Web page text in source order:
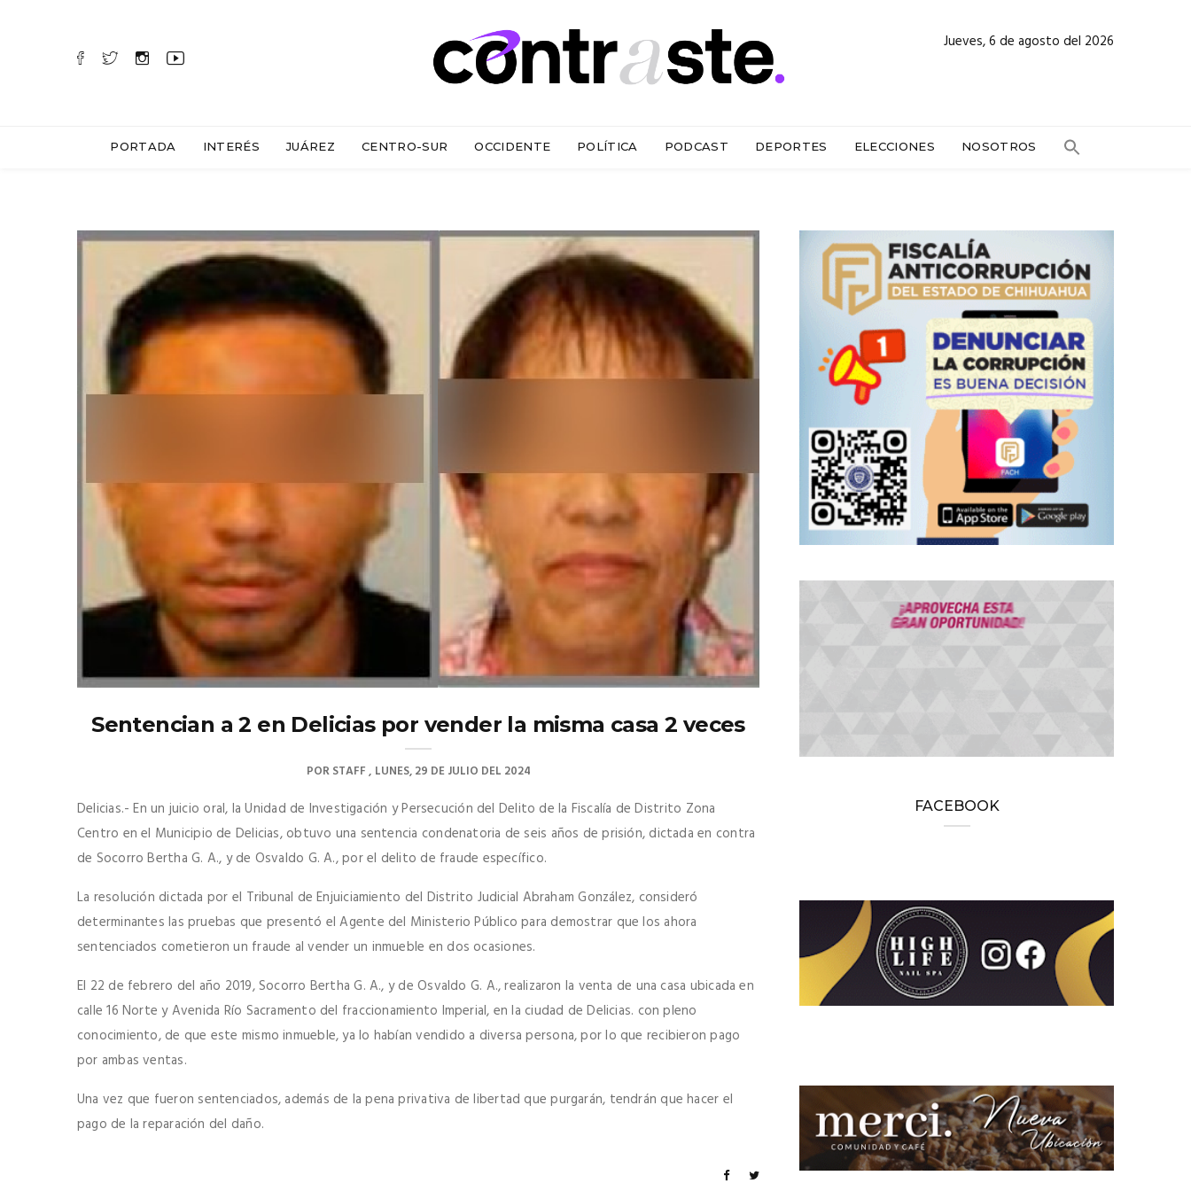
Jueves, 6 de agosto del 2026
PORTADA INTERÉS JUÁREZ CENTRO-SUR OCCIDENTE POLÍTICA PODCAST DEPORTES ELECCIONES NOSOTROS
Sentencian a 2 en Delicias por vender la misma casa 2 veces
PORSTAFF LUNES, 29 DE JULIO DEL 2024
Delicias.- En un juicio oral, la Unidad de Investigación y Persecución del Delito de la Fiscalía de Distrito Zona
Centro en el Municipio de Delicias, obtuvo una sentencia condenatoria de seis años de prisión, dictada en contra
de Socorro Bertha G. A., y de Osvaldo G. A., por el delito de fraude específico.
La resolución dictada por el Tribunal de Enjuiciamiento del Distrito Judicial Abraham González, consideró
determinantes las pruebas que presentó el Agente del Ministerio Público para demostrar que los ahora
sentenciados cometieron un fraude al vender un inmueble en dos ocasiones.
El 22 de febrero del año 2019, Socorro Bertha G. A., y de Osvaldo G. A., realizaron la venta de una casa ubicada en
calle 16 Norte y Avenida Río Sacramento del fraccionamiento Imperial, en la ciudad de Delicias. con pleno
conocimiento, de que este mismo inmueble, ya lo habían vendido a diversa persona, por lo que recibieron pago
por ambas ventas.
Una vez que fueron sentenciados, además de la pena privativa de libertad que purgarán, tendrán que hacer el
pago de la reparación del daño.
FACEBOOK